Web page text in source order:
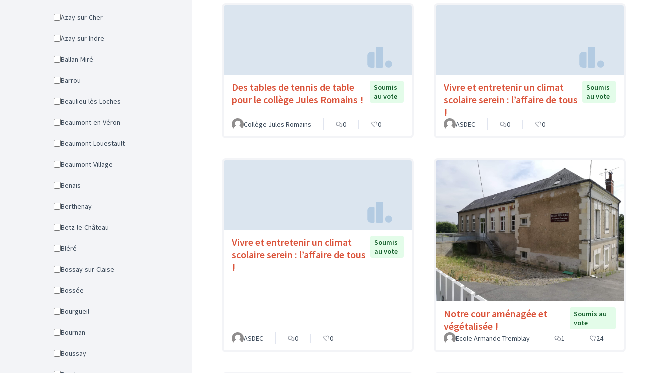
Azay-sur-Cher
Azay-sur-Indre
Ballan-Miré
Barrou
Beaulieu-lès-Loches
Beaumont-en-Véron
Beaumont-Louestault
Beaumont-Village
Benais
Berthenay
Betz-le-Château
Bléré
Bossay-sur-Claise
Bossée
Bourgueil
Bournan
Boussay
Des tables de tennis de table
pour le collège Jules Romains !
Soumis
au vote
Collège Jules Romains 0 0
Vivre et entretenir un climat
scolaire serein : l’affaire de tous
!
Soumis
au vote
ASDEC 0 0
Vivre et entretenir un climat
scolaire serein : l’affaire de tous
!
Soumis
au vote
ASDEC 0 0
Notre cour aménagée et
végétalisée !
Soumis au
vote
Ecole Armande Tremblay
1 24